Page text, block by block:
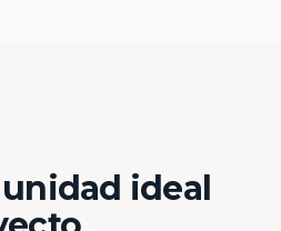
ideal